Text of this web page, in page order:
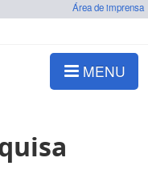
Área de imprensa
MENU